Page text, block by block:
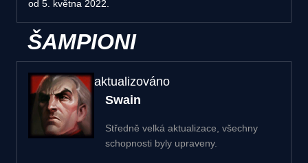
od 5. května 2022.
ŠAMPIONI
aktualizováno
Swain
Středně velká aktualizace, všechny
schopnosti byly upraveny.